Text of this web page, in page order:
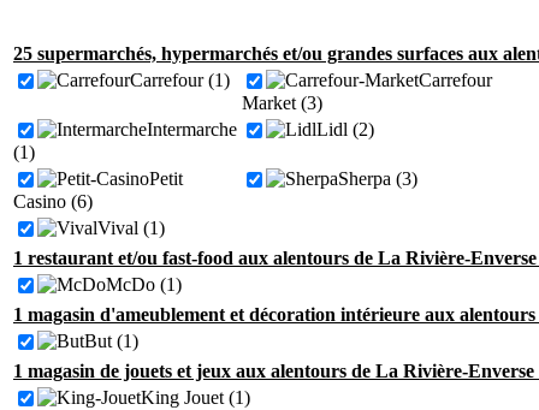
25 supermarchés, hypermarchés et/ou grandes surfaces aux
Carrefour (1)
Carrefour
Market (3)
Intermarche
(1)
Lidl (2)
Petit
Casino (6)
Sherpa (3)
Vival (1)
1 restaurant et/ou fast-food aux alentours de La Rivière-
McDo (1)
1 magasin d'ameublement et décoration intérieure aux
But (1)
1 magasin de jouets et jeux aux alentours de La Rivière-Enverse
King Jouet (1)